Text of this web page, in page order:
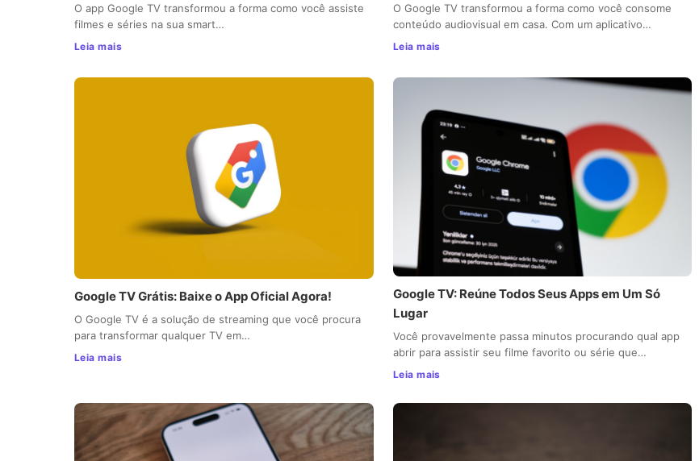
O app Google TV transformou a forma como você assiste
filmes e séries na sua smart…
Leia mais
O Google TV transformou a forma como você consome
conteúdo audiovisual em casa. Com um aplicativo…
Leia mais
Google TV Grátis: Baixe o App Oficial Agora!
O Google TV é a solução de streaming que você procura
para transformar qualquer TV em…
Leia mais
Google TV: Reúne Todos Seus Apps em Um Só
Lugar
Você provavelmente passa minutos procurando qual app
abrir para assistir seu filme favorito ou série que…
Leia mais